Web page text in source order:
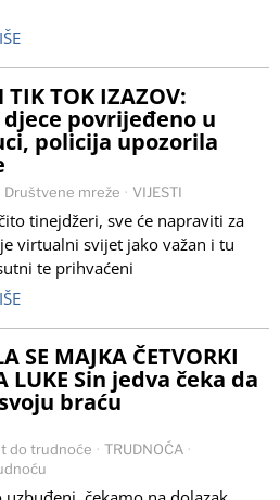
TIK TOK IZAZOV:
povrijeđeno u
policija upozorila
Društvene mreže · VIJESTI
tinejdžeri, sve će napraviti za
virtualni svijet jako važan i tu
te prihvaćeni
SE MAJKA ČETVORKI
LUKE Sin jedva čeka da
braću
do trudnoće · TRUDNOĆA ·